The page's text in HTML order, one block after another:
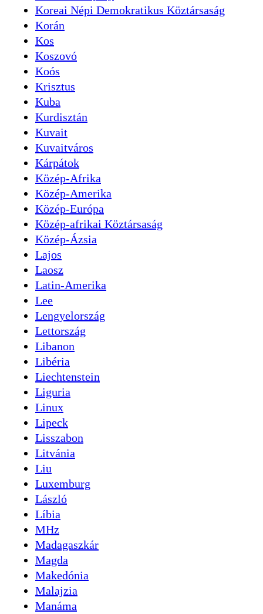
Koreai Népi Demokratikus Köztársaság
Korán
Kos
Koszovó
Koós
Krisztus
Kuba
Kurdisztán
Kuvait
Kuvaitváros
Kárpátok
Közép-Afrika
Közép-Amerika
Közép-Európa
Közép-afrikai Köztársaság
Közép-Ázsia
Lajos
Laosz
Latin-Amerika
Lee
Lengyelország
Lettország
Libanon
Libéria
Liechtenstein
Liguria
Linux
Lipeck
Lisszabon
Litvánia
Liu
Luxemburg
László
Líbia
MHz
Madagaszkár
Magda
Makedónia
Malajzia
Manáma